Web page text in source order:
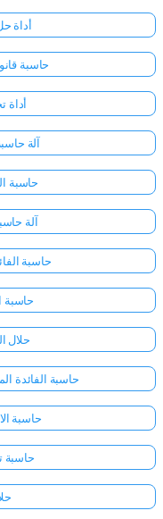
أداة
حاسبة
أداة
آلة
حاسبة
آلة
حاسبة
حاسبة
حلال
حاسبة الفائدة
حاسبة
حاسبة